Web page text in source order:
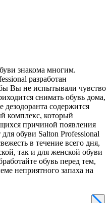
знакома многим.
разработан
Вы не испытывали чувство
снимать обувь дома,
дезодоранта содержится
комплекс, который
причиной появления
обуви Salton Professional
в течение всего дня,
так и для женской обуви
обувь перед тем,
неприятного запаха на